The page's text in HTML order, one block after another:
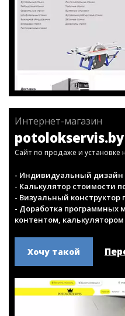
Интернет-магазин
potolokservis.by
Сайт по продаже и установке
- Индивидуальный дизайн
- Калькулятор стоимости
- Визуальный конструктор
- Доработка программных
контентом, калькулятором